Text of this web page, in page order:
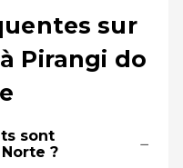
sur
Pirangi do
sont
?
−